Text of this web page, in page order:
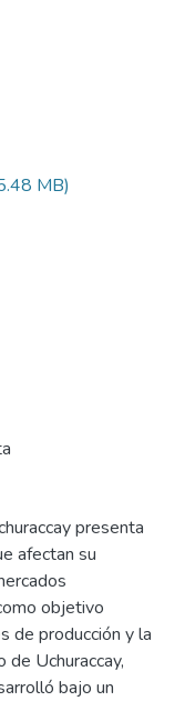
MB)
presenta
afectan su
objetivo
de producción y la
Uchuraccay,
bajo un